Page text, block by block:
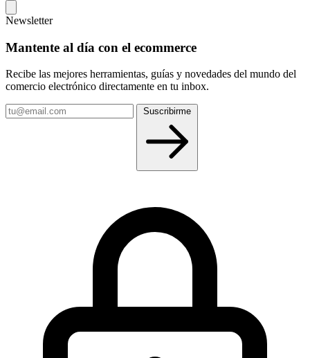
Newsletter
Mantente al día con el ecommerce
Recibe las mejores herramientas, guías y novedades del mundo del
comercio electrónico directamente en tu inbox.
Tu
email
Suscribirme